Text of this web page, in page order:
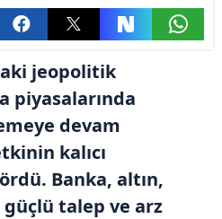
jeopolitik
piyasalarında
devam
kalıcı
Banka, altın,
talep ve arz